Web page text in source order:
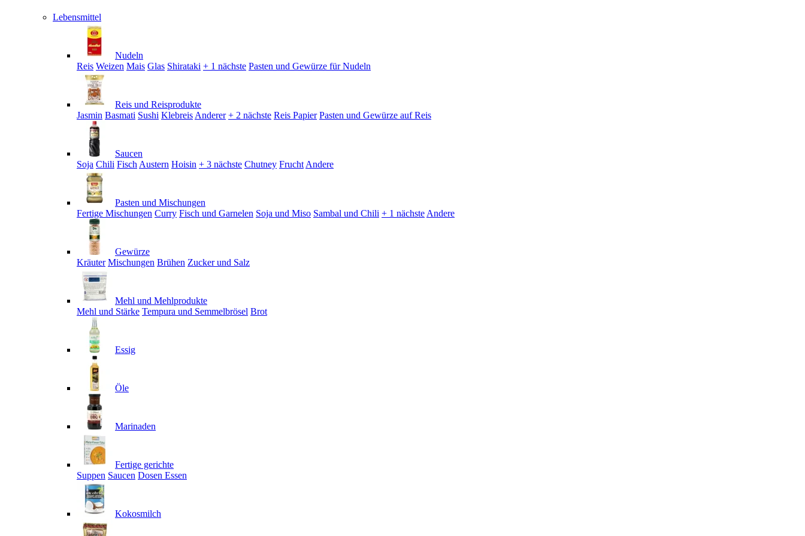
Lebensmittel
Nudeln
Reis Weizen Mais Glas Shirataki + 1 nächste Pasten und Gewürze für Nudeln
Reis und Reisprodukte
Jasmin Basmati Sushi Klebreis Anderer + 2 nächste Reis Papier Pasten und Gewürze auf Reis
Saucen
Soja Chili Fisch Austern Hoisin + 3 nächste Chutney Frucht Andere
Pasten und Mischungen
Fertige Mischungen Curry Fisch und Garnelen Soja und Miso Sambal und Chili + 1 nächste Andere
Gewürze
Kräuter Mischungen Brühen Zucker und Salz
Mehl und Mehlprodukte
Mehl und Stärke Tempura und Semmelbrösel Brot
Essig
Öle
Marinaden
Fertige gerichte
Suppen Saucen Dosen Essen
Kokosmilch